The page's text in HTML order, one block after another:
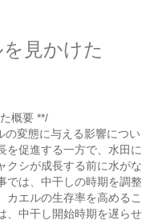
見かけた
概要 **/
の変態に与える影響につい
を促進する一方で、水田に
クシが成長する前に水がな
では、中干しの時期を調整
カエルの生存率を高めるこ
、中干し開始時期を遅らせ